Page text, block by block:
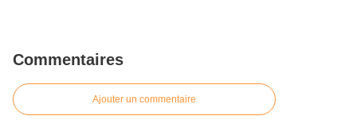
Commentaires
Ajouter un commentaire